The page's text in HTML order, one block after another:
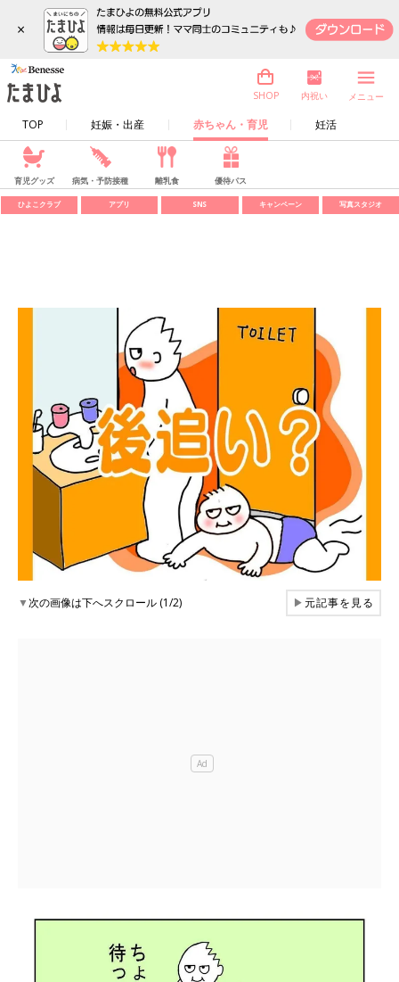
×
TOP 妊娠・出産 赤ちゃん・育児 妊活
SHOP 内祝い メニュー
育児グッズ 病気・予防接種 離乳食 優待パス
ひよこクラブ アプリ SNS キャンペーン 写真スタジオ
▼次の画像は下へスクロール (1/2) ▶元記事を見る